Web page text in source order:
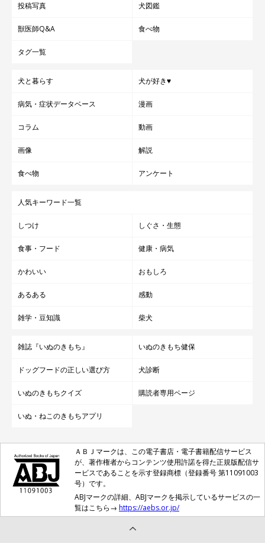
投稿写真 犬図鑑
獣医師Q&A 食べ物
タグ一覧
犬と暮らす 犬が好き♥
病気・症状データベース 漫画
コラム 動画
画像 解説
食べ物 アンケート
人気キーワード一覧
しつけ しぐさ・生態
食事・フード 健康・病気
かわいい おもしろ
あるある 感動
雑学・豆知識 柴犬
雑誌『いぬのきもち』 いぬのきもち健保
ドッグフードの正しい選び方 犬診断
いぬのきもちクイズ 購読者専用ページ
いぬ・ねこのきもちアプリ
ＡＢＪマークは、この電子書店・電子書籍配信サービス
が、著作権者からコンテンツ使用許諾を得た正規版配信サ
ービスであることを示す登録商標（登録番号 第11091003
号）です。
ABJマークの詳細、ABJマークを掲示しているサービスの一
覧はこちら→ https://aebs.or.jp/